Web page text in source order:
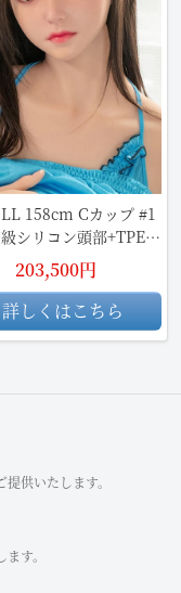
158cm Cカップ #1
シリコン頭部+TPE材
質ボディ
203,500円
詳しくはこちら
供いたします。
す。